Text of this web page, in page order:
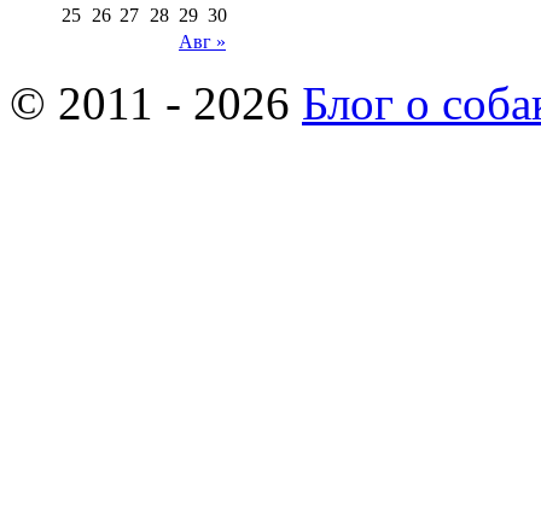
Авг »
25 26 27 28 29 30
© 2011 - 2026 Блог о